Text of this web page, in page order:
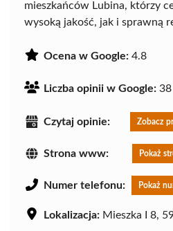
mieszkańców Lubina, którzy
wysoką jakość, jak i sprawną
Ocena w Google: 4.8
Liczba opinii w Google: 38
Czytaj opinie: Zobacz
Strona www: Pokaż
Numer telefonu: Pokaż
Lokalizacja: Mieszka I 8,